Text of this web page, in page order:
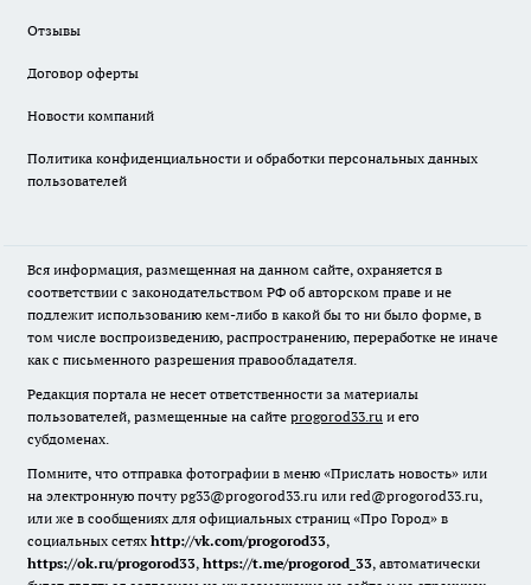
Отзывы
Договор оферты
Новости компаний
Политика конфиденциальности и обработки персональных данных
пользователей
Вся информация, размещенная на данном сайте, охраняется в
соответствии с законодательством РФ об авторском праве и не
подлежит использованию кем-либо в какой бы то ни было форме, в
том числе воспроизведению, распространению, переработке не иначе
как с письменного разрешения правообладателя.
Редакция портала не несет ответственности за материалы
пользователей, размещенные на сайте progorod33.ru и его
субдоменах.
Помните, что отправка фотографии в меню «Прислать новость» или
на электронную почту pg33@progorod33.ru или red@progorod33.ru,
или же в сообщениях для официальных страниц «Про Город» в
социальных сетях http://vk.com/progorod33,
https://ok.ru/progorod33, https://t.me/progorod_33, автоматически